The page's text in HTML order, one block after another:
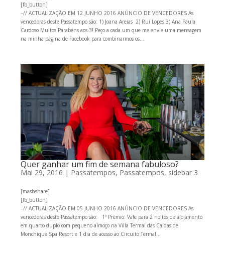
[fb_button]
–// ACTUALIZAÇÃO EM 12 JUNHO 2016 ANÚNCIO DE VENCEDORES As
vencedoras deste Passatempo são: 1) Joana Areias 2) Rui Lopes 3) Ana Paula
Cardoso Muitos Parabéns aos 3! Peço a cada um que me envie uma mensagem
na minha página de Facebook para combinarmos os...
Quer ganhar um fim de semana fabuloso?
Mai 29, 2016 | Passatempos, Passatempos, sidebar 3
[mashshare]
[fb_button]
–// ACTUALIZAÇÃO EM 05 JUNHO 2016 ANÚNCIO DE VENCEDORES As
vencedoras deste Passatempo são: 1º Prémio: Vale para 2 noites de alojamento
em quarto duplo com pequeno-almoço na Villa Termal das Caldas de
Monchique Spa Resort e 1 dia de acesso ao Circuito Termal...